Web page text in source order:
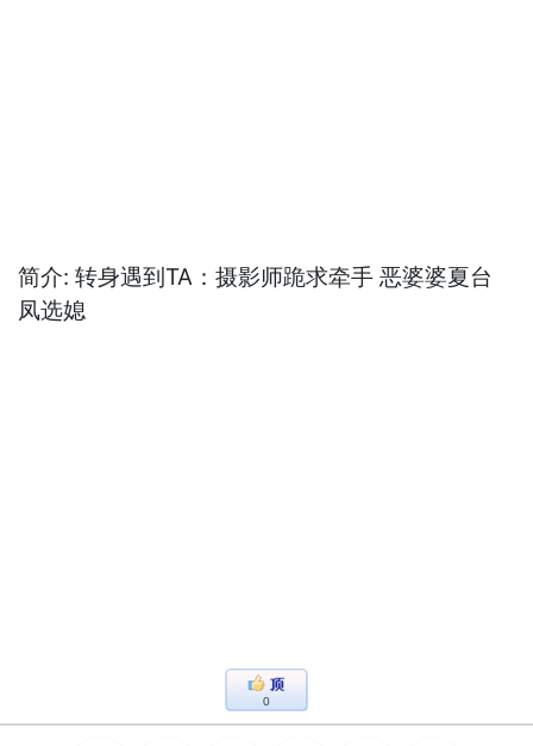
简介: 转身遇到TA：摄影师跪求牵手 恶婆婆夏台
凤选媳
0